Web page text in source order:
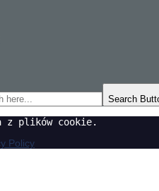
Search
z plików cookie.
Policy